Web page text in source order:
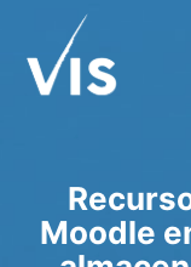
Moodle